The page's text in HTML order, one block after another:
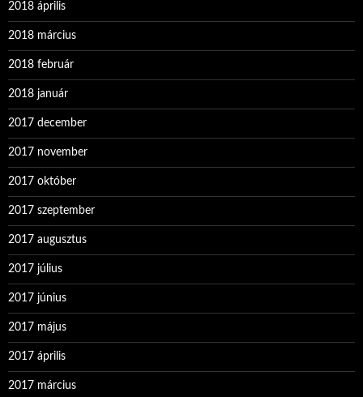
2018 április
2018 március
2018 február
2018 január
2017 december
2017 november
2017 október
2017 szeptember
2017 augusztus
2017 július
2017 június
2017 május
2017 április
2017 március